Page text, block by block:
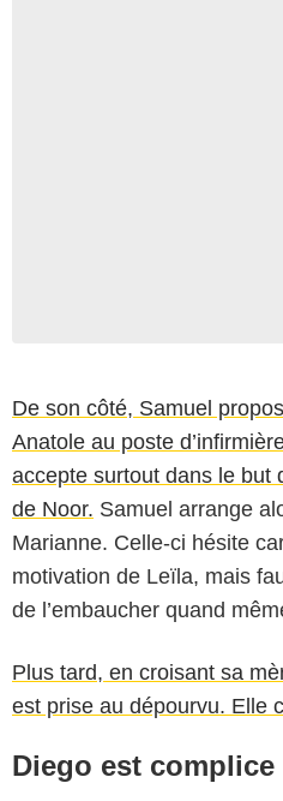
De son côté, Samuel
Anatole au poste
accepte surtout dans le but
de Noor. Samuel arrange
Marianne. Celle-ci hésite
motivation de Leïla, mais
de l’embaucher quand
Plus tard, en croisant sa
est prise au dépourvu. Elle
Diego est complice